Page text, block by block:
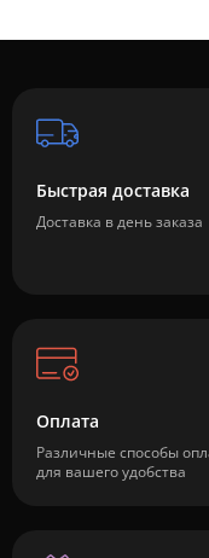
Быстрая доставка
Доставка в день заказа
Оплата
Различные способы
для вашего удобства